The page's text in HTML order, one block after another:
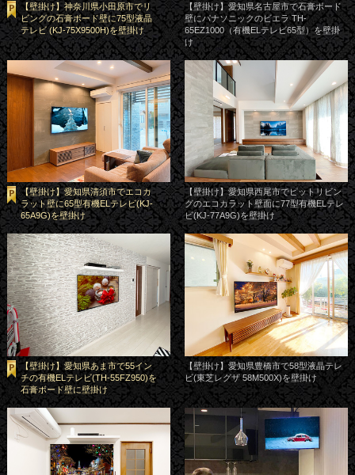
【壁掛け】神奈川県小田原市でリ
ビングの石膏ボード壁に75型液晶
テレビ (KJ-75X9500H)を壁掛け
【壁掛け】愛知県名古屋市で石膏ボード
壁にパナソニックのビエラ TH-
65EZ1000（有機ELテレビ65型）を壁掛
け
【壁掛け】愛知県清須市でエコカ
ラット壁に65型有機ELテレビ(KJ-
65A9G)を壁掛け
【壁掛け】愛知県西尾市でピットリビン
グのエコカラット壁面に77型有機ELテレ
ビ(KJ-77A9G)を壁掛け
【壁掛け】愛知県あま市で55イン
チの有機ELテレビ(TH-55FZ950)を
石膏ボード壁に壁掛け
【壁掛け】愛知県豊橋市で58型液晶テレ
ビ(東芝レグザ 58M500X)を壁掛け